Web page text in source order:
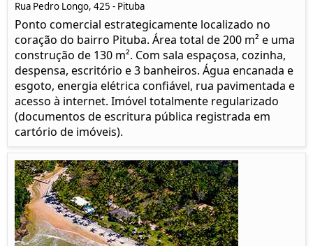
Rua Pedro Longo, 425 - Pituba
Ponto comercial estrategicamente localizado no
coração do bairro Pituba. Área total de 200 m² e uma
construção de 130 m². Com sala espaçosa, cozinha,
despensa, escritório e 3 banheiros. Água encanada e
esgoto, energia elétrica confiável, rua pavimentada e
acesso à internet. Imóvel totalmente regularizado
(documentos de escritura pública registrada em
cartório de imóveis).